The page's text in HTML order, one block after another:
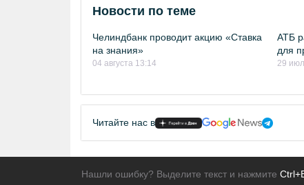
Новости по теме
Челиндбанк проводит акцию «Ставка
на знания»
04 августа 13:14
АТБ
для
29
Читайте нас в
Нашли ошибку? Выделите текст и нажмите